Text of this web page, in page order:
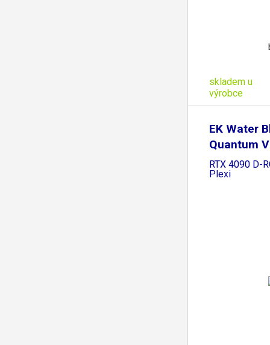
skladem u
výrobce
EK Water
Quantum
RTX 4090 D-
Plexi